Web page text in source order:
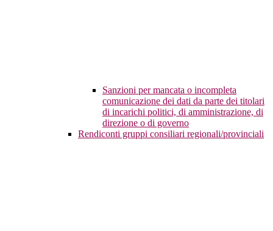
Sanzioni per mancata o incompleta
comunicazione dei dati da parte dei titolari
di incarichi politici, di amministrazione, di
direzione o di governo
Rendiconti gruppi consiliari regionali/provinciali